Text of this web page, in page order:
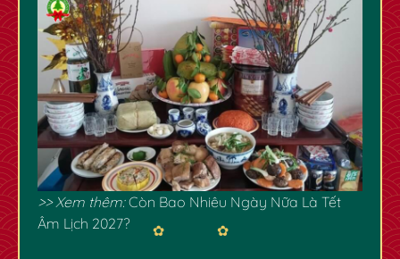
>> Xem thêm:Còn Bao Nhiêu Ngày Nữa Là Tết
Âm Lịch 2027?